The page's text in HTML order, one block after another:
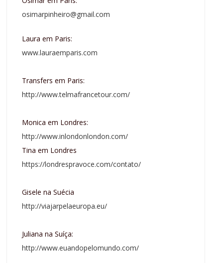
osimarpinheiro@gmail.com
Laura em Paris:
www.lauraemparis.com
Transfers em Paris:
http://www.telmafrancetour.com/
Monica em Londres:
http://www.inlondonlondon.com/
Tina em Londres
https://londrespravoce.com/contato/
Gisele na Suécia
http://viajarpelaeuropa.eu/
Juliana na Suíça:
http://www.euandopelomundo.com/